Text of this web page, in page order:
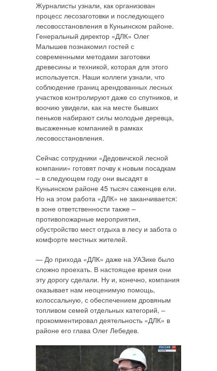
Журналисты узнали, как организован
процесс лесозаготовки и последующего
лесовосстановления в Куньинском районе.
Генеральный директор «ДЛК» Олег
Малышев познакомил гостей с
современными методами заготовки
древесины и техникой, которая для этого
используется. Наши коллеги узнали, что
соблюдение границ арендованных лесных
участков контролируют даже со спутников, и
воочию увидели, как на месте бывших
пеньков набирают силы молодые деревца,
высаженные компанией в рамках
лесовосстановления.
Сейчас сотрудники «Дедовичской лесной
компании» готовят почву к новым посадкам
– в следующем году они высадят в
Куньинском районе 45 тысяч саженцев ели.
Но на этом работа «ДЛК» не заканчивается:
в зоне ответственности также –
противопожарные мероприятия,
обустройство мест отдыха в лесу и забота о
комфорте местных жителей.
— До прихода «ДЛК» даже на УАЗике было
сложно проехать. В настоящее время они
эту дорогу сделали. Ну и, конечно, компания
оказывает нам неоценимую помощь,
колоссальную, с обеспечением дровяным
топливом семей отдельных категорий, –
прокомментировал деятельность «ДЛК» в
районе его глава Олег Лебедев.